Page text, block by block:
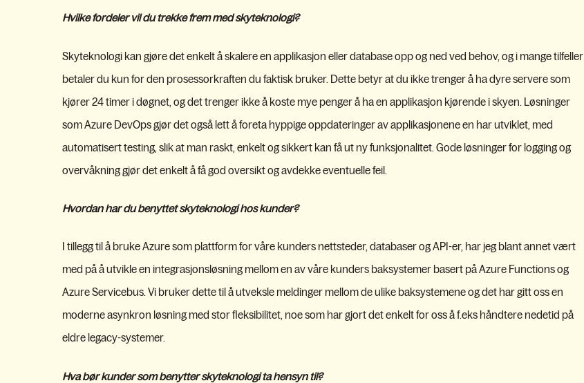
Hvilke fordeler vil du trekke frem med skyteknologi?
Skyteknologi kan gjøre det enkelt å skalere en applikasjon eller database opp og ned ved behov, og i mange tilfeller
betaler du kun for den prosessorkraften du faktisk bruker. Dette betyr at du ikke trenger å ha dyre servere som
kjører 24 timer i døgnet, og det trenger ikke å koste mye penger å ha en applikasjon kjørende i skyen. Løsninger
som Azure DevOps gjør det også lett å foreta hyppige oppdateringer av applikasjonene en har utviklet, med
automatisert testing, slik at man raskt, enkelt og sikkert kan få ut ny funksjonalitet. Gode løsninger for logging og
overvåkning gjør det enkelt å få god oversikt og avdekke eventuelle feil.
Hvordan har du benyttet skyteknologi hos kunder?
I tillegg til å bruke Azure som plattform for våre kunders nettsteder, databaser og API-er, har jeg blant annet vært
med på å utvikle en integrasjonsløsning mellom en av våre kunders baksystemer basert på Azure Functions og
Azure Servicebus. Vi bruker dette til å utveksle meldinger mellom de ulike baksystemene og det har gitt oss en
moderne asynkron løsning med stor fleksibilitet, noe som har gjort det enkelt for oss å f.eks håndtere nedetid på
eldre legacy-systemer.
Hva bør kunder som benytter skyteknologi ta hensyn til?